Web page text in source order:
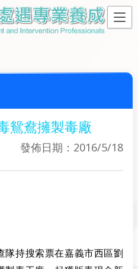
鴛鴦擁製毒廠
發佈日期：2016/5/18
隊持搜索票在嘉義市西區劉